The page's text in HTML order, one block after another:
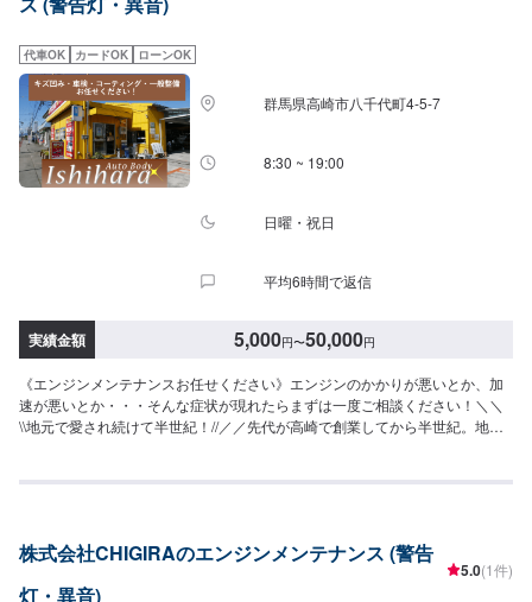
利用ください。※代車の燃料代はお客様にご負担いただいております。-----ご
ペースは事務所前の空いているスペースに駐車してください。受付はスタッ
フへ「メンテモで予約しました」とお伝えください。ご案内いたします。
【定休日・営業時間】定休日：日曜日、祝日営業時間：8:30~1７:00
代車OK カードOK ローンOK
群馬県高崎市八千代町4-5-7
8:30 ~ 19:00
日曜・祝日
平均6時間で返信
実績金額 5,000円〜50,000円
《エンジンメンテナンスお任せください》エンジンのかかりが悪いとか、加
速が悪いとか・・・そんな症状が現れたらまずは一度ご相談ください！＼＼
\\地元で愛され続けて半世紀！//／／先代が高崎で創業してから半世紀。地元
要、移動が難しい（レッカーしてほしい）などなど…お車のお困りごとにつ
ら、パーツの選択、仕上がりの精度までいくつかのプランをご提示の上、お
客様にご納得いただけるプランで作業を進めて参ります。常連さんから初め
ての方まで、ご来店を心からお待ちしております。【作業実績】スズキセル
株式会社CHIGIRAのエンジンメンテナンス (警告
灯・異音)
5.0(1件)